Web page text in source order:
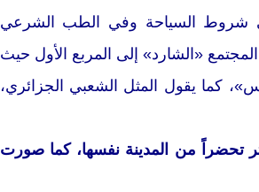
شروط السياحة وفي الطب الشرعي
«الشارد» إلى المربع الأول حيث
كما يقول المثل الشعبي الجزائري،
تحضراً من المدينة نفسها، كما صورت